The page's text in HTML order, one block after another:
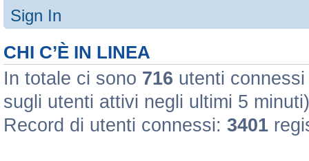
Sign In
CHI C’È IN LINEA
In totale ci sono 716 utenti
sugli utenti attivi negli ultimi 5 minuti)
Record di utenti connessi: 3401